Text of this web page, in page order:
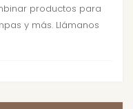
productos para
y más. Llámanos